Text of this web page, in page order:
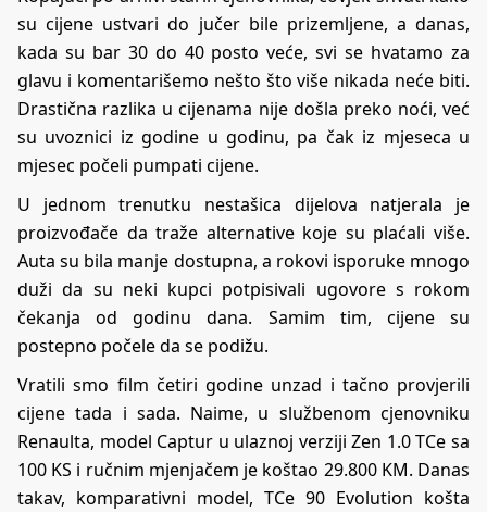
su cijene ustvari do jučer bile prizemljene, a danas,
kada su bar 30 do 40 posto veće, svi se hvatamo za
glavu i komentarišemo nešto što više nikada neće biti.
Drastična razlika u cijenama nije došla preko noći, već
su uvoznici iz godine u godinu, pa čak iz mjeseca u
mjesec počeli pumpati cijene.
U jednom trenutku nestašica dijelova natjerala je
proizvođače da traže alternative koje su plaćali više.
Auta su bila manje dostupna, a rokovi isporuke mnogo
duži da su neki kupci potpisivali ugovore s rokom
čekanja od godinu dana. Samim tim, cijene su
postepno počele da se podižu.
Vratili smo film četiri godine unzad i tačno provjerili
cijene tada i sada. Naime, u službenom cjenovniku
Renaulta, model Captur u ulaznoj verziji Zen 1.0 TCe sa
100 KS i ručnim mjenjačem je koštao 29.800 KM. Danas
takav, komparativni model, TCe 90 Evolution košta